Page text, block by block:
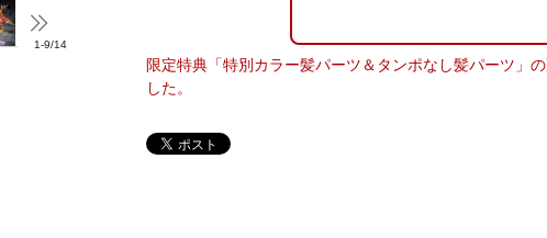
1-9/14
限定特典「特別カラー髪パーツ＆タンポなし髪パーツ」
した。